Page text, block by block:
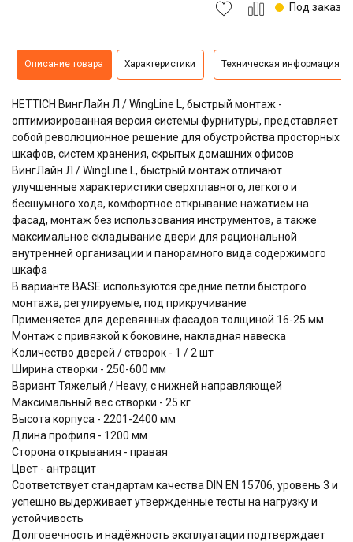
Под заказ
Описание товара Характеристики Техническая информация
HETTICH ВингЛайн Л / WingLine L, быстрый монтаж -
оптимизированная версия системы фурнитуры, представляет
собой революционное решение для обустройства просторных
шкафов, систем хранения, скрытых домашних офисов
ВингЛайн Л / WingLine L, быстрый монтаж отличают
улучшенные характеристики сверхплавного, легкого и
бесшумного хода, комфортное открывание нажатием на
фасад, монтаж без использования инструментов, а также
максимальное складывание двери для рациональной
внутренней организации и панорамного вида содержимого
шкафа
В варианте BASE используются средние петли быстрого
монтажа, регулируемые, под прикручивание
Применяется для деревянных фасадов толщиной 16-25 мм
Монтаж с привязкой к боковине, накладная навеска
Количество дверей / створок - 1 / 2 шт
Ширина створки - 250-600 мм
Вариант Тяжелый / Heavy, с нижней направляющей
Максимальный вес створки - 25 кг
Высота корпуса - 2201-2400 мм
Длина профиля - 1200 мм
Сторона открывания - правая
Цвет - антрацит
Соответствует стандартам качества DIN EN 15706, уровень 3 и
успешно выдерживает утвержденные тесты на нагрузку и
устойчивость
Долговечность и надёжность эксплуатации подтверждает